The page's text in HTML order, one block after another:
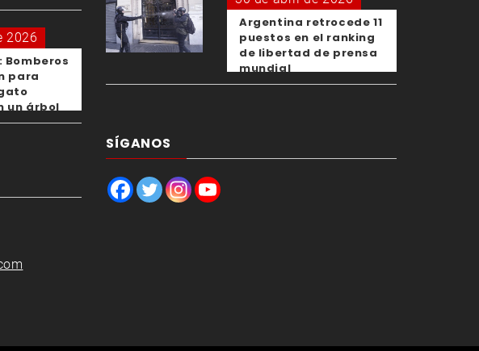
2026
Bomberos
para
un árbol
Argentina retrocede 11
puestos en el ranking
de libertad de prensa
mundial
SÍGANOS